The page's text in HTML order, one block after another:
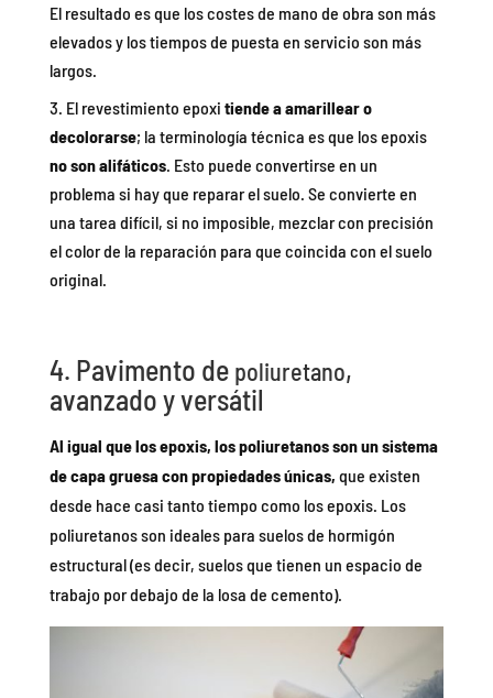
El resultado es que los costes de mano de obra son más
elevados y los tiempos de puesta en servicio son más
largos.
El revestimiento epoxi tiende a amarillear o
decolorarse; la terminología técnica es que los epoxis
no son alifáticos. Esto puede convertirse en un
problema si hay que reparar el suelo. Se convierte en
una tarea difícil, si no imposible, mezclar con precisión
el color de la reparación para que coincida con el suelo
original.
4. Pavimento de poliuretano,
avanzado y versátil
Al igual que los epoxis, los poliuretanos son un sistema
de capa gruesa con propiedades únicas, que existen
desde hace casi tanto tiempo como los epoxis. Los
poliuretanos son ideales para suelos de hormigón
estructural (es decir, suelos que tienen un espacio de
trabajo por debajo de la losa de cemento).